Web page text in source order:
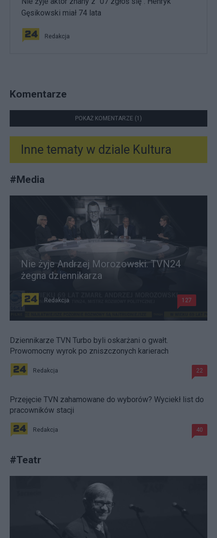
Gęsikowski miał 74 lata
Redakcja
Komentarze
POKAŻ KOMENTARZE (1)
Inne tematy w dziale Kultura
#Media
Nie żyje Andrzej Morozowski. TVN24
żegna dziennikarza
Redakcja 127
Dziennikarze TVN Turbo byli oskarżani o gwałt.
Prowomocny wyrok po zniszczonych karierach
Redakcja 22
Przejęcie TVN zahamowane do wyborów? Wyciekł list do
pracowników stacji
Redakcja 40
#Teatr